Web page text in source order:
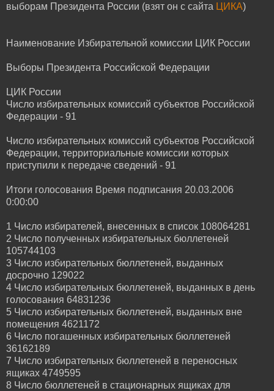
выборам Президента России (взят он с сайта ЦИКА)
Наименование Избирательной комиссии ЦИК России
Выборы Президента Российской Федерации
ЦИК России
Число избирательных комиссий субъектов Российской
Федерации - 91
Число избирательных комиссий субъектов Российской
Федерации, территориальные комиссии которых
приступили к передаче сведений - 91
Итоги голосования Время подписания 20.03.2006
0:00:00
1 Число избирателей, внесенных в список 108064281
2 Число полученных избирательных бюллетеней
105744103
3 Число избирательных бюллетеней, выданных
досрочно 129022
4 Число избирательных бюллетеней, выданных в день
голосования 64831236
5 Число избирательных бюллетеней, выданных вне
помещения 4621172
6 Число погашенных избирательных бюллетеней
36162189
7 Число избирательных бюллетеней в переносных
ящиках 4749595
8 Число бюллетеней в стационарных ящиках для